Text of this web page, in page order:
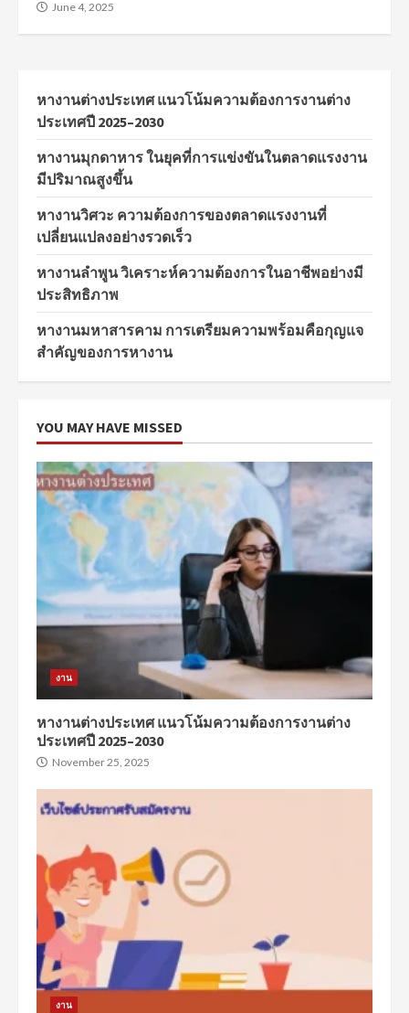
June 4, 2025
หางานต่างประเทศ แนวโน้มความต้องการงานต่าง
ประเทศปี 2025–2030
หางานมุกดาหาร ในยุคที่การแข่งขันในตลาดแรงงาน
มีปริมาณสูงขึ้น
หางานวิศวะ ความต้องการของตลาดแรงงานที่
เปลี่ยนแปลงอย่างรวดเร็ว
หางานลำพูน วิเคราะห์ความต้องการในอาชีพอย่างมี
ประสิทธิภาพ
หางานมหาสารคาม การเตรียมความพร้อมคือกุญแจ
สำคัญของการหางาน
YOU MAY HAVE MISSED
งาน
หางานต่างประเทศ แนวโน้มความต้องการงานต่าง
ประเทศปี 2025–2030
November 25, 2025
งาน